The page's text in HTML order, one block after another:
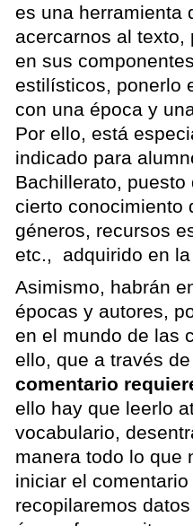
es una herramienta
acercarnos al texto,
en sus
estilísticos, ponerlo
con una época y
Por ello, está
indicado para
Bachillerato,
cierto conocimiento
géneros, recursos
etc., adquirido en la
Asimismo, habrán
épocas y autores,
en el mundo de las
ello, que a través
comentario
ello hay que leerlo
vocabulario,
manera todo lo que
iniciar el
recopilaremos